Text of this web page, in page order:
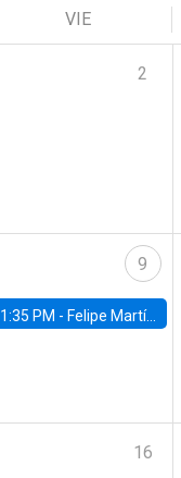
VIE
2
9
1:35 PM - Felipe Martínez, alumno Doctorado en Economía UC
16